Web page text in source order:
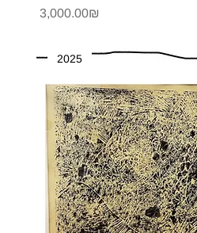
Цена
‏3,000.00 ‏₪
2025